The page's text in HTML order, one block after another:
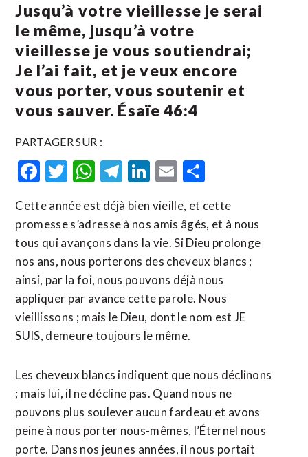
Jusqu’à votre vieillesse je serai
le même, jusqu’à votre
vieillesse je vous soutiendrai;
Je l’ai fait, et je veux encore
vous porter, vous soutenir et
vous sauver. Ésaïe 46:4
PARTAGER SUR :
Facebook
Twitter
WhatsApp
Telegram
LinkedIn
Email
Cette année est déjà bien vieille, et cette
promesse s’adresse à nos amis âgés, et à nous
tous qui avançons dans la vie. Si Dieu prolonge
nos ans, nous porterons des cheveux blancs ;
ainsi, par la foi, nous pouvons déjà nous
appliquer par avance cette parole. Nous
vieillissons ; mais le Dieu, dont le nom est JE
SUIS, demeure toujours le même.
Les cheveux blancs indiquent que nous déclinons
; mais lui, il ne décline pas. Quand nous ne
pouvons plus soulever aucun fardeau et avons
peine à nous porter nous-mêmes, l’Éternel nous
porte. Dans nos jeunes années, il nous portait